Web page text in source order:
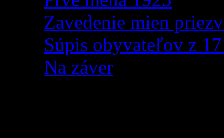
Zavedenie mien
Súpis obyvateľov z
Na záver